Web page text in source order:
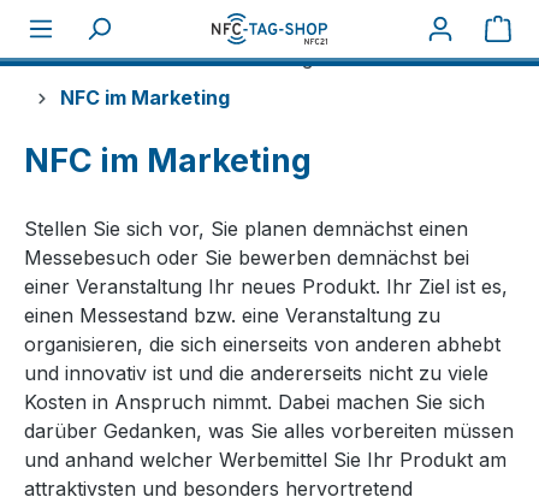
Über NFC
NFC-Anwendungen im Unternehmen
NFC im Marketing
NFC im Marketing
Stellen Sie sich vor, Sie planen demnächst einen
Messebesuch oder Sie bewerben demnächst bei
einer Veranstaltung Ihr neues Produkt. Ihr Ziel ist es,
einen Messestand bzw. eine Veranstaltung zu
organisieren, die sich einerseits von anderen abhebt
und innovativ ist und die andererseits nicht zu viele
Kosten in Anspruch nimmt. Dabei machen Sie sich
darüber Gedanken, was Sie alles vorbereiten müssen
und anhand welcher Werbemittel Sie Ihr Produkt am
attraktivsten und besonders hervortretend